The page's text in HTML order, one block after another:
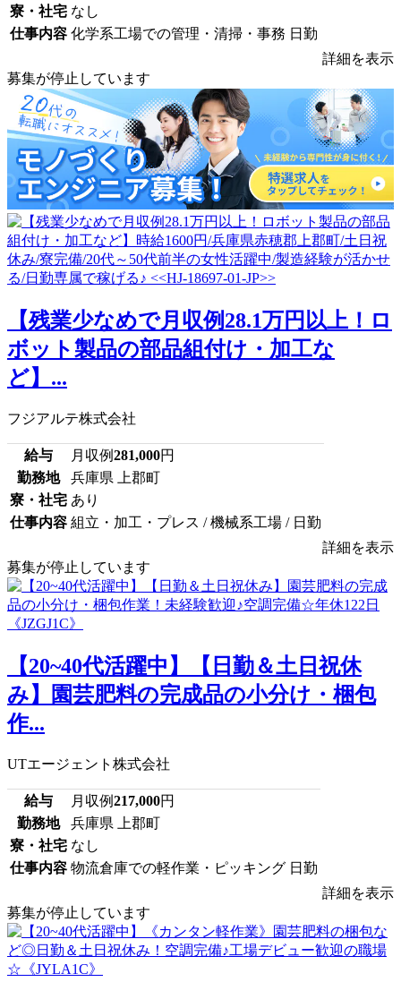
寮・社宅 なし
仕事内容 化学系工場での管理・清掃・事務 日勤
詳細を表示
募集が停止しています
【残業少なめで月収例28.1万円以上！ロ
ボット製品の部品組付け・加工な
ど】...
フジアルテ株式会社
給与 月収例281,000円
勤務地
兵庫県 上郡町
寮・社宅 あり
仕事内容 組立・加工・プレス / 機械系工場 / 日勤
詳細を表示
募集が停止しています
【20~40代活躍中】【日勤＆土日祝休
み】園芸肥料の完成品の小分け・梱包
作...
UTエージェント株式会社
給与 月収例217,000円
勤務地
兵庫県 上郡町
寮・社宅 なし
仕事内容 物流倉庫での軽作業・ピッキング 日勤
詳細を表示
募集が停止しています